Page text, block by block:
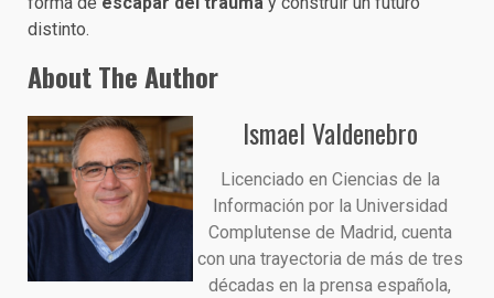
distinto.
About The Author
Ismael Valdenebro
Licenciado en Ciencias de la
Información por la Universidad
Complutense de Madrid, cuenta
con una trayectoria de más de tres
décadas en la prensa española,